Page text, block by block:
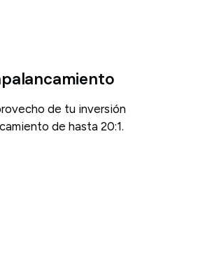
de tu inversión
de hasta 20:1.